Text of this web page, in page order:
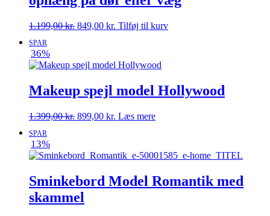
1.199,00kr. Den
1.199,00 kr..
849,00 kr. Den
849,00 kr..
Tilføj til kurv
SPAR
36%
Makeup spejl model Hollywood
1.399,00kr. Den
1.399,00 kr..
899,00 kr. Den
899,00 kr..
Læs mere
SPAR
13%
Sminkebord Model Romantik med
skammel